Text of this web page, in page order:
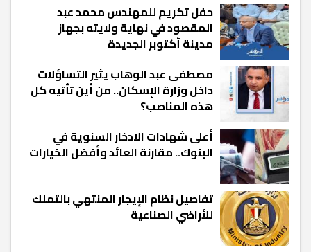
حفل تكريم للمهندس محمد عبد
المقصود في نهاية ولايته بجهاز
مدينة أكتوبر الجديدة
مصطفى عبد الوهاب يثير التساؤلات
داخل وزارة الإسكان.. من أين تأتيه كل
هذه المناصب؟
أعلى شهادات الادخار السنوية في
البنوك.. مقارنة العائد وأفضل الخيارات
تفاصيل نظام الإيجار المنتهي بالتملك
للأراضي الصناعية